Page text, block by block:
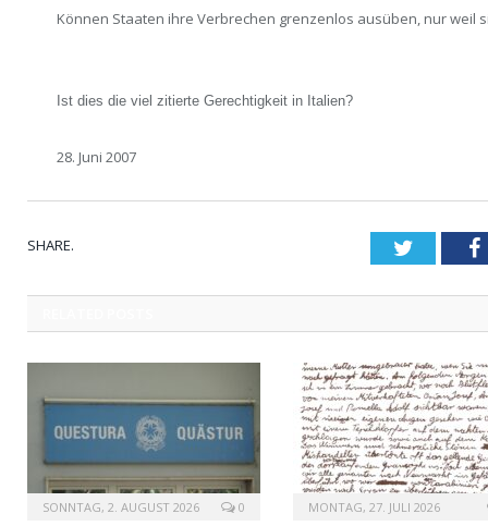
Können Staaten ihre Verbrechen grenzenlos ausüben, nur weil
Ist dies die viel zitierte Gerechtigkeit in Italien?
28. Juni 2007
SHARE. Twitter
SONNTAG, 2. AUGUST 2026 0 MONTAG, 27. JULI 2026